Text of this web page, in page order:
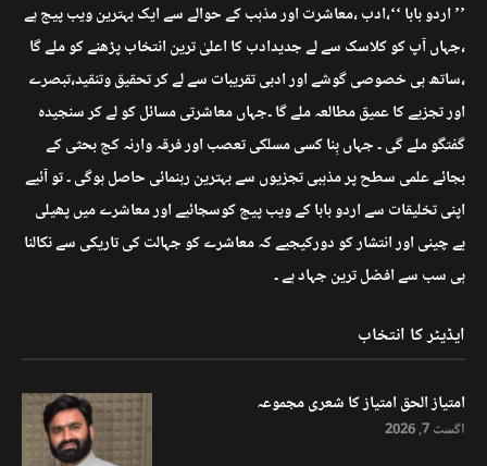
’’ اردو بابا ‘‘،ادب ،معاشرت اور مذہب کے حوالے سے ایک بہترین ویب پیج ہے
،جہاں آپ کو کلاسک سے لے جدیدادب کا اعلیٰ ترین انتخاب پڑھنے کو ملے گا
،ساتھ ہی خصوصی گوشے اور ادبی تقریبات سے لے کر تحقیق وتنقید،تبصرے
اور تجزیے کا عمیق مطالعہ ملے گا ۔جہاں معاشرتی مسائل کو لے کر سنجیدہ
گفتگو ملے گی ۔ جہاں بِنا کسی مسلکی تعصب اور فرقہ وارنہ کج بحثی کے
بجائے علمی سطح پر مذہبی تجزیوں سے بہترین رہنمائی حاصل ہوگی ۔ تو آئیے
اپنی تخلیقات سے اردو بابا کے ویب پیج کوسجائیے اور معاشرے میں پھیلی
بے چینی اور انتشار کو دورکیجیے کہ معاشرے کو جہالت کی تاریکی سے نکالنا
ہی سب سے افضل ترین جہاد ہے ۔
ایڈیٹر کا انتخاب
امتیاز الحق امتیاز کا شعری مجموعہ
اگست 7, 2026